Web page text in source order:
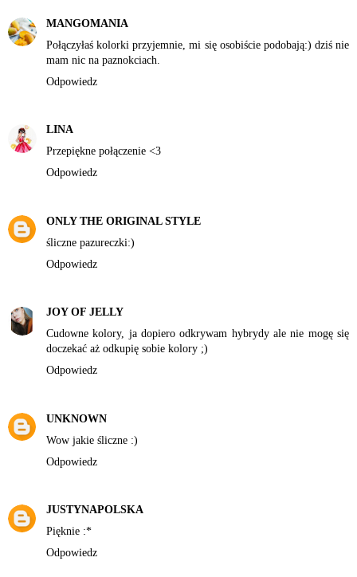
MANGOMANIA
Połączyłaś kolorki przyjemnie, mi się osobiście podobają:) dziś nie
mam nic na paznokciach.
Odpowiedz
LINA
Przepiękne połączenie <3
Odpowiedz
ONLY THE ORIGINAL STYLE
śliczne pazureczki:)
Odpowiedz
JOY OF JELLY
Cudowne kolory, ja dopiero odkrywam hybrydy ale nie mogę się
doczekać aż odkupię sobie kolory ;)
Odpowiedz
UNKNOWN
Wow jakie śliczne :)
Odpowiedz
JUSTYNAPOLSKA
Pięknie :*
Odpowiedz